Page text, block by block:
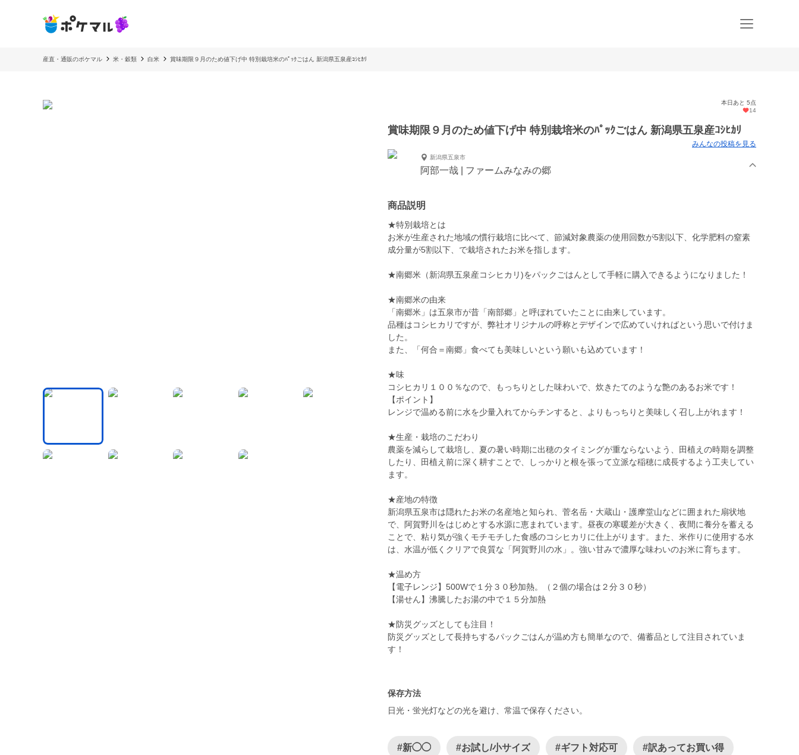
産直・通販のポケマル 米・穀類 白米 賞味期限９月のため値下げ中 特別栽培米のﾊﾟｯｸごはん 新潟県五泉産ｺｼﾋｶﾘ
本日あと 5点
14
賞味期限９月のため値下げ中 特別栽培米のﾊﾟｯｸごはん 新潟県五泉産ｺｼﾋｶﾘ
みんなの投稿を見る
新潟県五泉市
阿部一哉 | ファームみなみの郷
商品説明
★特別栽培とは
お米が生産された地域の慣行栽培に比べて、節減対象農薬の使用回数が5割以下、化学肥料の窒素
成分量が5割以下、で栽培されたお米を指します。
★南郷米（新潟県五泉産コシヒカリ)をパックごはんとして手軽に購入できるようになりました！
★南郷米の由来
「南郷米」は五泉市が昔「南部郷」と呼ぼれていたことに由来しています。
品種はコシヒカリですが、弊社オリジナルの呼称とデザインで広めていければという思いで付けま
した。
また、「何合＝南郷」食べても美味しいという願いも込めています！
★味
コシヒカリ１００％なので、もっちりとした味わいで、炊きたてのような艶のあるお米です！
【ポイント】
レンジで温める前に水を少量入れてからチンすると、よりもっちりと美味しく召し上がれます！
★生産・栽培のこだわり
農薬を減らして栽培し、夏の暑い時期に出穂のタイミングが重ならないよう、田植えの時期を調整
したり、田植え前に深く耕すことで、しっかりと根を張って立派な稲穂に成長するよう工夫してい
ます。
★産地の特徴
新潟県五泉市は隠れたお米の名産地と知られ、菅名岳・大蔵山・護摩堂山などに囲まれた扇状地
で、阿賀野川をはじめとする水源に恵まれています。昼夜の寒暖差が大きく、夜間に養分を蓄える
ことで、粘り気が強くモチモチした食感のコシヒカリに仕上がります。また、米作りに使用する水
は、水温が低くクリアで良質な「阿賀野川の水」。強い甘みで濃厚な味わいのお米に育ちます。
★温め方
【電子レンジ】500Wで１分３０秒加熱。（２個の場合は２分３０秒）
【湯せん】沸騰したお湯の中で１５分加熱
★防災グッズとしても注目！
防災グッズとして長持ちするパックごはんが温め方も簡単なので、備蓄品として注目されていま
す！
保存方法
日光・蛍光灯などの光を避け、常温で保存ください。
#新◯◯ #お試し/小サイズ #ギフト対応可 #訳あってお買い得